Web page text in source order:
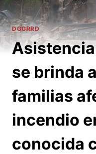
DGGRRD
se brinda
familias
incendio
conocida